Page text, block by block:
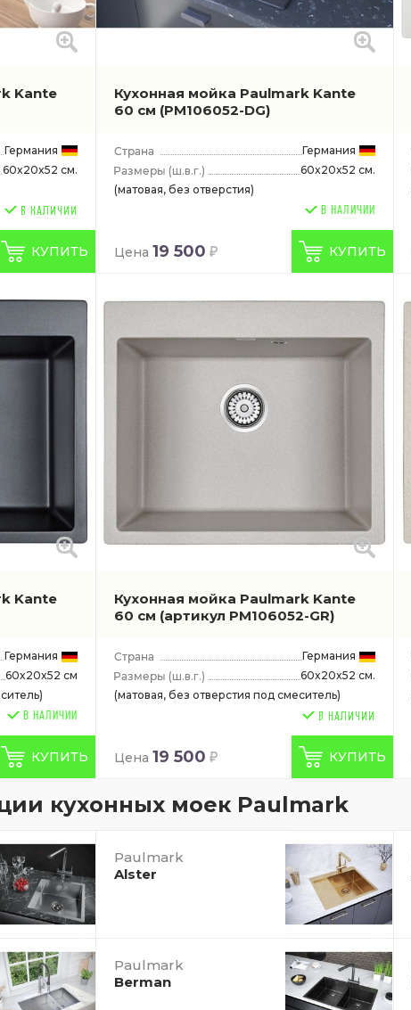
Kante
Германия
60x20x52 см.
КУПИТЬ
Кухонная мойка Paulmark Kante
60 см (PM106052-DG)
Германия
(ш.в.г.)
60x20x52 см.
(матовая, без отверстия)
В НАЛИЧИИ
Цена 19 500 КУПИТЬ
Kante
Германия
60x20x52 см
В НАЛИЧИИ
КУПИТЬ
Кухонная мойка Paulmark Kante
60 см (артикул PM106052-GR)
Германия
(ш.в.г.)
60x20x52 см.
(матовая, без отверстия под смеситель)
Цена 19 500 КУПИТЬ
кухонных моек Paulmark
Paulmark
Alster
Paulmark
Berman